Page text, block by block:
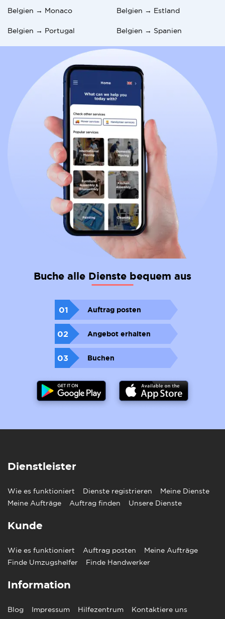
Belgien → Monaco Belgien → Estland
Belgien → Portugal Belgien → Spanien
Buche alle Dienste bequem aus
01 Auftrag posten
02 Angebot erhalten
03 Buchen
Dienstleister
Wie es funktioniert Dienste registrieren
Meine Dienste
Meine Aufträge
Auftrag finden Unsere Dienste
Kunde
Wie es funktioniert Auftrag posten
Meine Aufträge
Finde Umzugshelfer
Finde Handwerker
Information
Blog Impressum Hilfezentrum
Kontaktiere uns